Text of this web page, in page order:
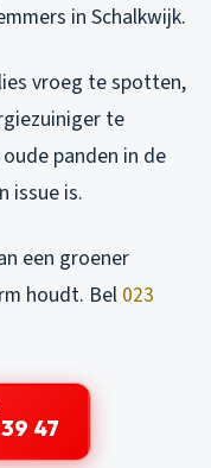
in Schalkwijk.
vroeg te spotten,
te
panden in de
issue is.
een groener
houdt. Bel 023
47